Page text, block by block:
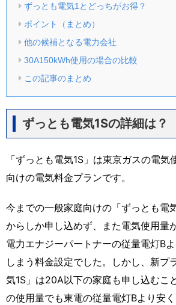
ずっとも電気1とどっちがお得？
ポイント（まとめ）
他の候補となる電力会社
30A150kWh使用の場合の比較
この記事のまとめ
ずっとも電気1Sの詳細は？
「ずっとも電気1S」は東京ガスの電気
向けの電気料金プランです。
今までの一般家庭向けの「ずっとも電
からしか申し込めず、また電気使用量
電力エナジーパートナーの従量電灯B
しまう料金設定でした。しかし、新プ
気1S」は20A以下の家庭も申し込むこ
の使用量でも東電の従量電灯Bより安